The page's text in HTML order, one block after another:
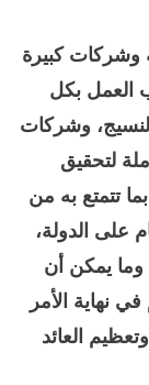
وشركات كبيرة
العمل بكل
وشركات
لتحقيق
تتمتع به من
على الدولة،
وما يمكن أن
نهاية الأمر
العائد